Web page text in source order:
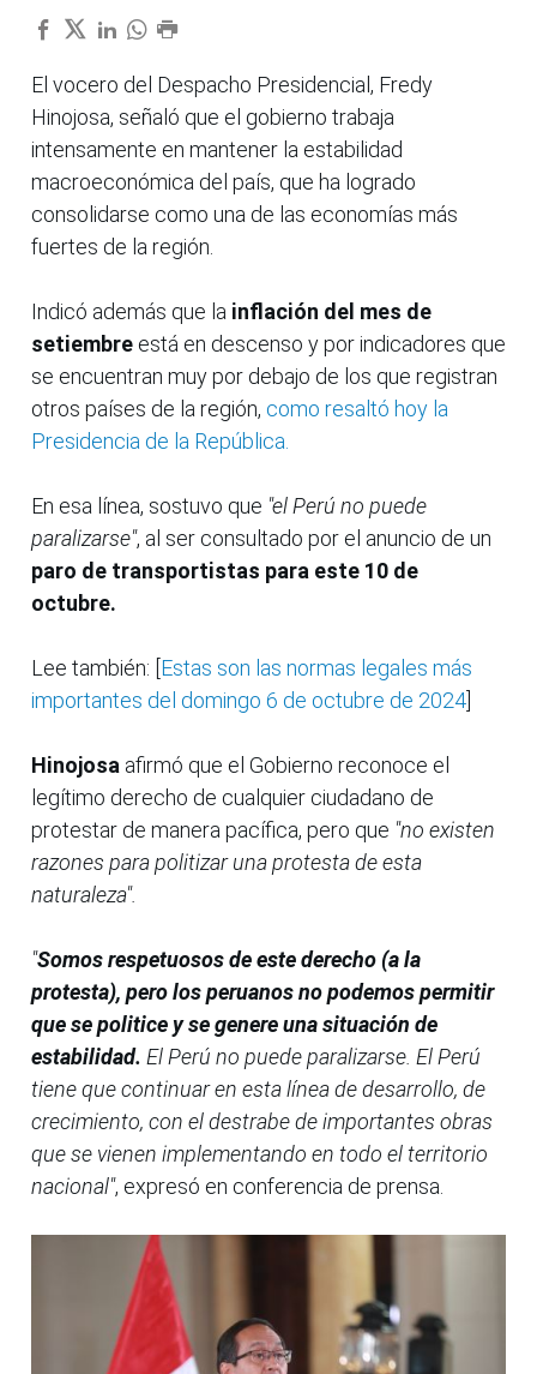
El vocero del Despacho Presidencial, Fredy
Hinojosa, señaló que el gobierno trabaja
intensamente en mantener la estabilidad
macroeconómica del país, que ha logrado
consolidarse como una de las economías más
fuertes de la región.
Indicó además que la inflación del mes de
setiembre está en descenso y por indicadores que
se encuentran muy por debajo de los que registran
otros países de la región, como resaltó hoy la
Presidencia de la República.
En esa línea, sostuvo que "el Perú no puede
paralizarse", al ser consultado por el anuncio de un
paro de transportistas para este 10 de
octubre.
Lee también: [ Estas son las normas legales más
importantes del domingo 6 de octubre de 2024
Hinojosa afirmó que el Gobierno reconoce el
legítimo derecho de cualquier ciudadano de
protestar de manera pacífica, pero que "no existen
razones parapolitizar una protesta de esta
naturaleza".
"Somos respetuosos de este derecho (a la
protesta), pero los peruanos no podemos permitir
que se politice y se genere una situación de
estabilidad. El Perú no puede paralizarse. El Perú
tiene que continuar en esta línea de desarrollo, de
crecimiento, con el destrabe de importantes obras
que se vienen implementando en todo el territorio
nacional", expresó en conferencia de prensa.